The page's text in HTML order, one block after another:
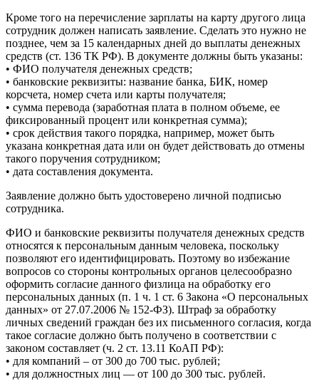
Кроме того на перечисление зарплаты на карту другого лица
сотрудник должен написать заявление. Сделать это нужно не
позднее, чем за 15 календарных дней до выплаты денежных
средств (ст. 136 ТК РФ). В документе должны быть указаны:
• ФИО получателя денежных средств;
• банковские реквизиты: название банка, БИК, номер
корсчета, номер счета или карты получателя;
• сумма перевода (заработная плата в полном объеме, ее
фиксированный процент или конкретная сумма);
• срок действия такого порядка, например, может быть
указана конкретная дата или он будет действовать до отмены
такого поручения сотрудником;
• дата составления документа.
Заявление должно быть удостоверено личной подписью
сотрудника.
ФИО и банковские реквизиты получателя денежных средств
относятся к персональным данным человека, поскольку
позволяют его идентифицировать. Поэтому во избежание
вопросов со стороны контрольных органов целесообразно
оформить согласие данного физлица на обработку его
персональных данных (п. 1 ч. 1 ст. 6 Закона «О персональных
данных» от 27.07.2006 № 152-ФЗ). Штраф за обработку
личных сведений граждан без их письменного согласия, когда
такое согласие должно быть получено в соответствии с
законом составляет (ч. 2 ст. 13.11 КоАП РФ):
• для компаний – от 300 до 700 тыс. рублей;
• для должностных лиц — от 100 до 300 тыс. рублей.